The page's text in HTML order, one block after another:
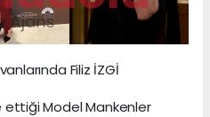
Filiz İZGİ
ettiği Model Mankenler